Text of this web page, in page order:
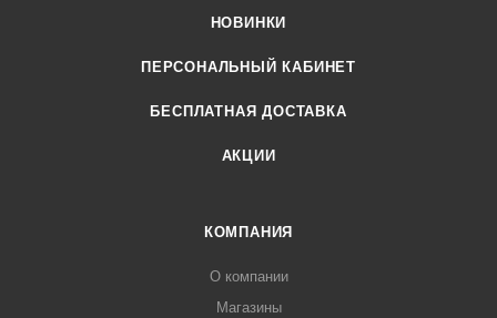
НОВИНКИ
ПЕРСОНАЛЬНЫЙ КАБИНЕТ
БЕСПЛАТНАЯ ДОСТАВКА
АКЦИИ
КОМПАНИЯ
О компании
Магазины